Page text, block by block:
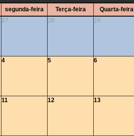
segunda-feira Terça-feira Quarta-feira
27 28 29
4 5 6
11 12 13